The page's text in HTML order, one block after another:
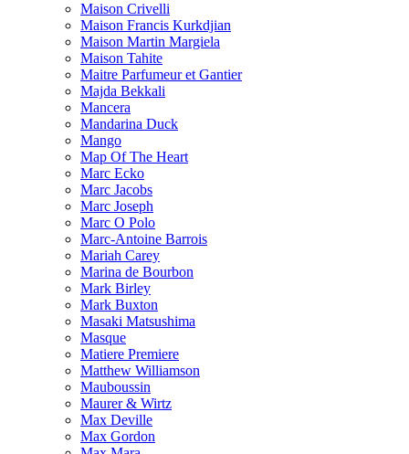
Maison Crivelli
Maison Francis Kurkdjian
Maison Martin Margiela
Maison Tahite
Maitre Parfumeur et Gantier
Majda Bekkali
Mancera
Mandarina Duck
Mango
Map Of The Heart
Marc Ecko
Marc Jacobs
Marc Joseph
Marc O Polo
Marc-Antoine Barrois
Mariah Carey
Marina de Bourbon
Mark Birley
Mark Buxton
Masaki Matsushima
Masque
Matiere Premiere
Matthew Williamson
Mauboussin
Maurer & Wirtz
Max Deville
Max Gordon